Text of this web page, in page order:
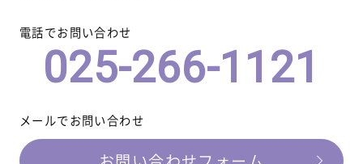
電話でお問い合わせ
025-266-1121
メールでお問い合わせ